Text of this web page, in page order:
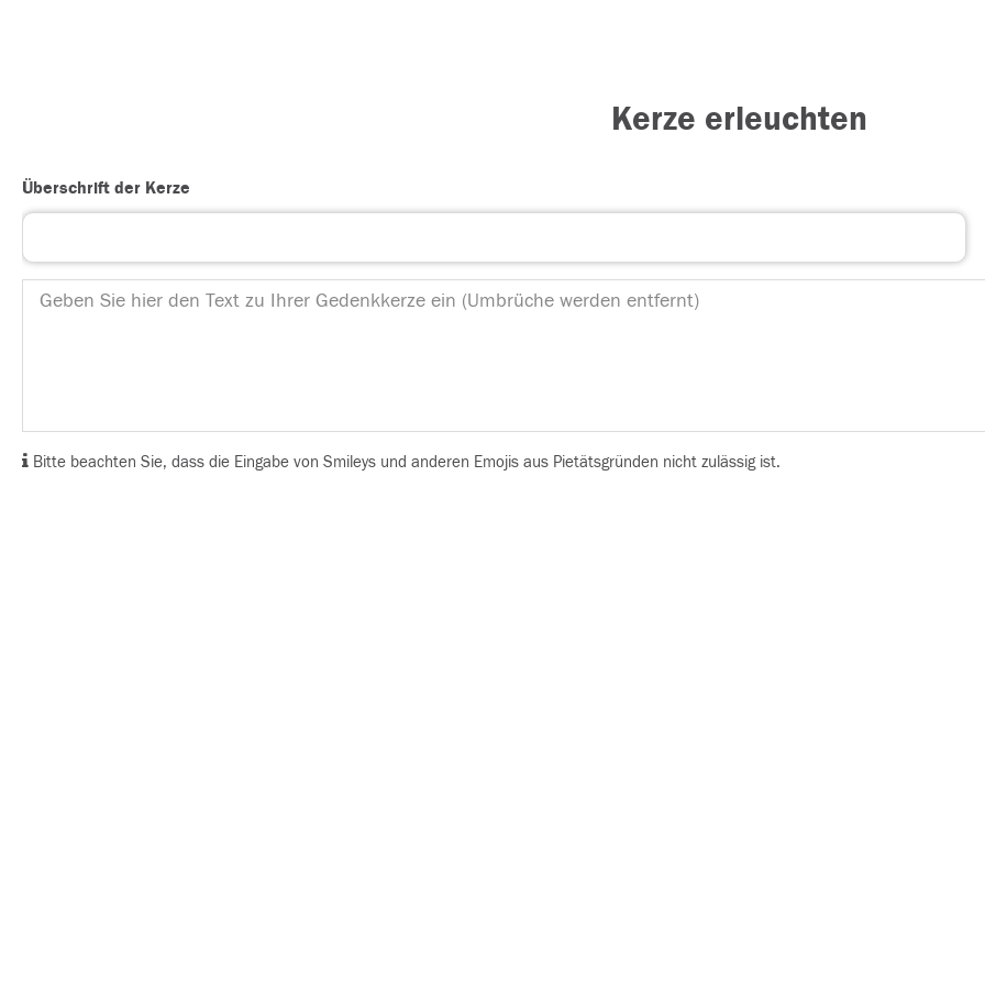
Kerze erleuchten
Überschrift der Kerze
Bitte beachten Sie, dass die Eingabe von Smileys und anderen Emojis aus Pietätsgründen nicht zulässig ist.